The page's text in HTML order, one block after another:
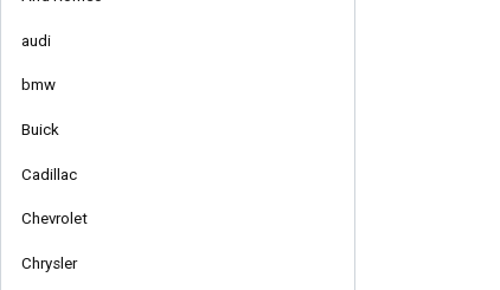
audi
bmw
Buick
Cadillac
Chevrolet
Chrysler